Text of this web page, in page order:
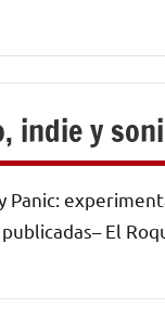
indie y
El